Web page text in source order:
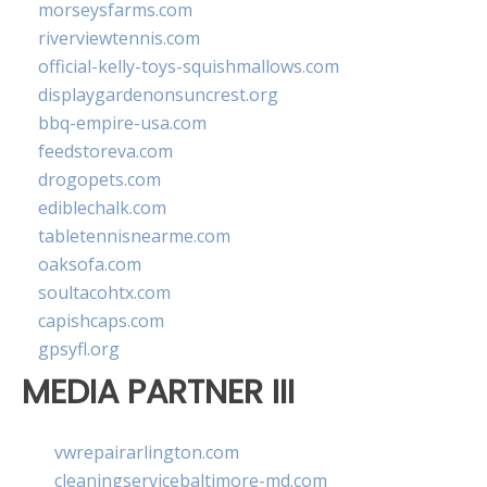
morseysfarms.com
riverviewtennis.com
official-kelly-toys-squishmallows.com
displaygardenonsuncrest.org
bbq-empire-usa.com
feedstoreva.com
drogopets.com
ediblechalk.com
tabletennisnearme.com
oaksofa.com
soultacohtx.com
capishcaps.com
gpsyfl.org
MEDIA PARTNER III
vwrepairarlington.com
cleaningservicebaltimore-md.com